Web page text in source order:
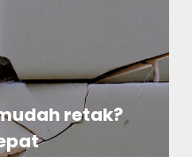
retak?